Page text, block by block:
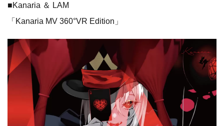
■Kanaria ＆ LAM
「Kanaria MV 360°VR Edition」